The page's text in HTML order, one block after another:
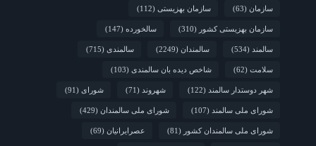
سازمان (63) سازمان بهزیستی (112)
سازمان بهزیستی کشور (310) سالخورده (147)
سالمند (534) سالمندان (2249) سالمندی (715)
سلامت (62) شاخص دیده بان سالمندی (103)
شهر دوستدار سالمند (122) شهروند (71) شورای (91)
شورای ملی سالمند (107) شورای ملی سالمندان (429)
شورای ملی سالمندان کشور (81) عصرایرانیان (69)